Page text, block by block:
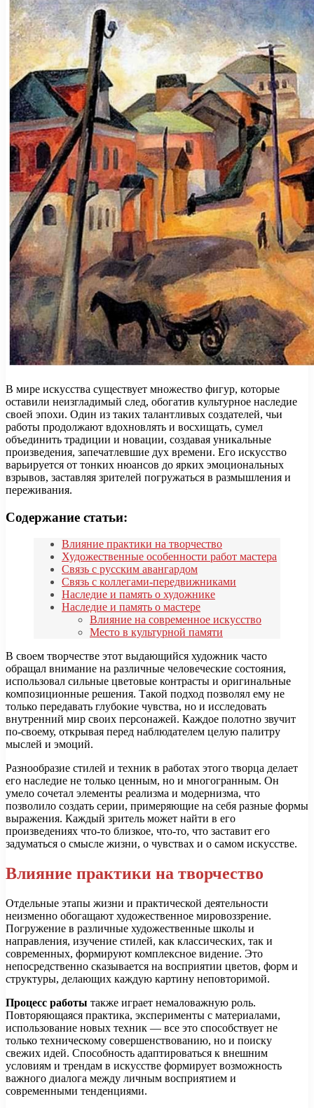
В мире искусства существует множество фигур, которые
оставили неизгладимый след, обогатив культурное наследие
своей эпохи. Один из таких талантливых создателей, чьи
работы продолжают вдохновлять и восхищать, сумел
объединить традиции и новации, создавая уникальные
произведения, запечатлевшие дух времени. Его искусство
варьируется от тонких нюансов до ярких эмоциональных
взрывов, заставляя зрителей погружаться в размышления и
переживания.
Содержание статьи:
Влияние практики на творчество
Художественные особенности работ мастера
Связь с русским авангардом
Связь с коллегами-передвижниками
Наследие и память о художнике
Наследие и память о мастере
Влияние на современное искусство
Место в культурной памяти
В своем творчестве этот выдающийся художник часто
обращал внимание на различные человеческие состояния,
использовал сильные цветовые контрасты и оригинальные
композиционные решения. Такой подход позволял ему не
только передавать глубокие чувства, но и исследовать
внутренний мир своих персонажей. Каждое полотно звучит
по-своему, открывая перед наблюдателем целую палитру
мыслей и эмоций.
Разнообразие стилей и техник в работах этого творца делает
его наследие не только ценным, но и многогранным. Он
умело сочетал элементы реализма и модернизма, что
позволило создать серии, примеряющие на себя разные формы
выражения. Каждый зритель может найти в его
произведениях что-то близкое, что-то, что заставит его
задуматься о смысле жизни, о чувствах и о самом искусстве.
Влияние практики на творчество
Отдельные этапы жизни и практической деятельности
неизменно обогащают художественное мировоззрение.
Погружение в различные художественные школы и
направления, изучение стилей, как классических, так и
современных, формируют комплексное видение. Это
непосредственно сказывается на восприятии цветов, форм и
структуры, делающих каждую картину неповторимой.
Процесс работы также играет немаловажную роль.
Повторяющаяся практика, эксперименты с материалами,
использование новых техник — все это способствует не
только техническому совершенствованию, но и поиску
свежих идей. Способность адаптироваться к внешним
условиям и трендам в искусстве формирует возможность
важного диалога между личным восприятием и
современными тенденциями.